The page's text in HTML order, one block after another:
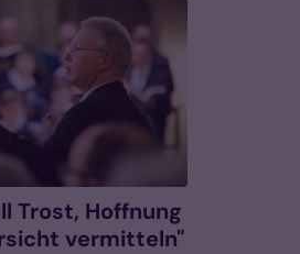
Trost, Hoffnung
vermitteln"